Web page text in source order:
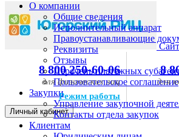
8 800 250-60-06
для физических лиц
Режим работы
8
для
Личный кабинет
О компании
Общие сведения
Исполнительный аппарат
Правоустанавливающие
Реквизиты
Отзывы
Перечень платежных
Пользовательское соглашение
Закупки
Управление закупочной
Контакты отдела закупок
Клиентам